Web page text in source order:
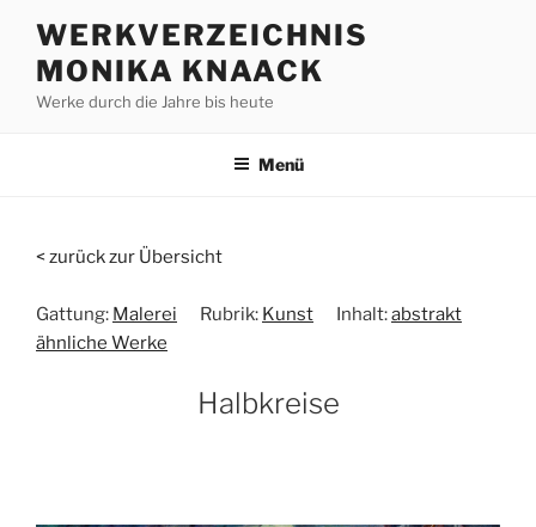
Inhalt
springen
WERKVERZEICHNIS
MONIKA KNAACK
Werke durch die Jahre bis heute
Menü
< zurück zur Übersicht
Gattung: Malerei Rubrik: Kunst Inhalt:abstrakt
ähnliche Werke
Halbkreise